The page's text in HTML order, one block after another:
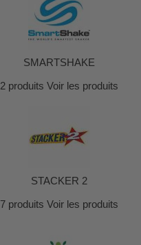
SMARTSHAKE
2 produits Voir les produits
STACKER 2
7 produits Voir les produits